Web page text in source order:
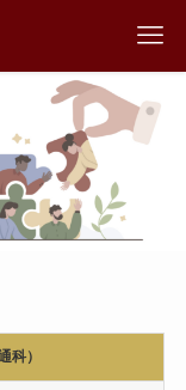
科）